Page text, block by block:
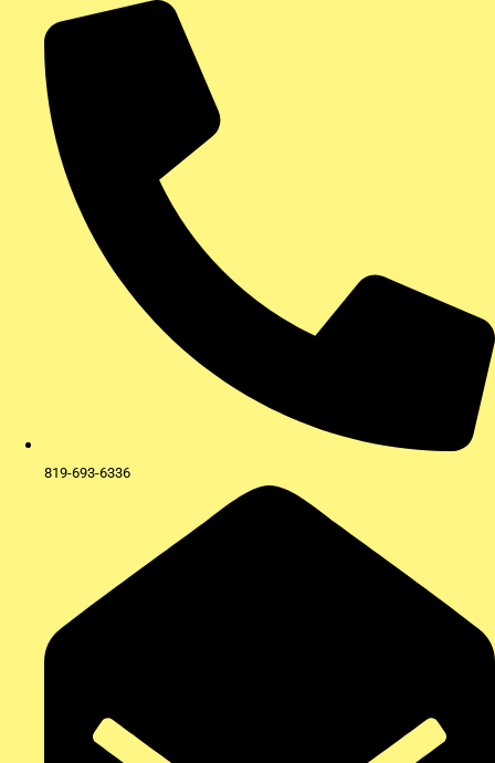
contenu
819-693-6336